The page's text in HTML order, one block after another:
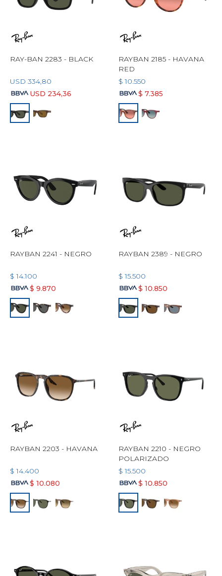
RAY-BAN 2283 - BLACK
USD 334,80
USD 234,36
RAYBAN 2185 - HAVANA
RED
$ 10.550
$ 7.385
RAYBAN 2241 - NEGRO
$ 14.100
$ 9.870
RAYBAN 2389 - NEGRO
$ 15.500
$ 10.850
RAYBAN 2203 - HAVANA
$ 14.400
$ 10.080
RAYBAN 2210 - NEGRO
POLARIZADO
$ 15.500
$ 10.850